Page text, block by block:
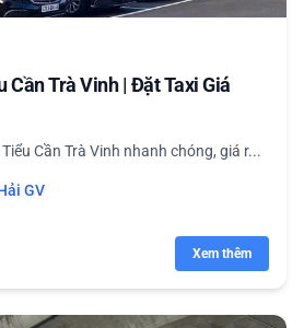
Cần Trà Vinh | Đặt Taxi Giá
Cần Trà Vinh nhanh chóng, giá r...
GV
Xem thêm